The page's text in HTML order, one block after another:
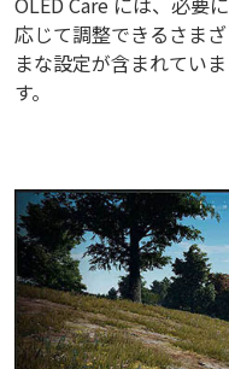
応じて調整できるさまざ
まな設定が含まれていま
す。